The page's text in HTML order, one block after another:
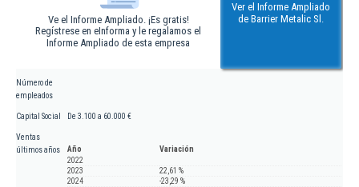
Ve el Informe Ampliado. ¡Es gratis!
Regístrese en eInforma y le regalamos el
Informe Ampliado de esta empresa
Ver el Informe Ampliado
de Barrier Metalic Sl.
Número de
empleados
Capital Social De 3.100 a 60.000 €
Ventas
últimos años
Año
Variación
2022
2023
22,61 %
2024
-23,29 %